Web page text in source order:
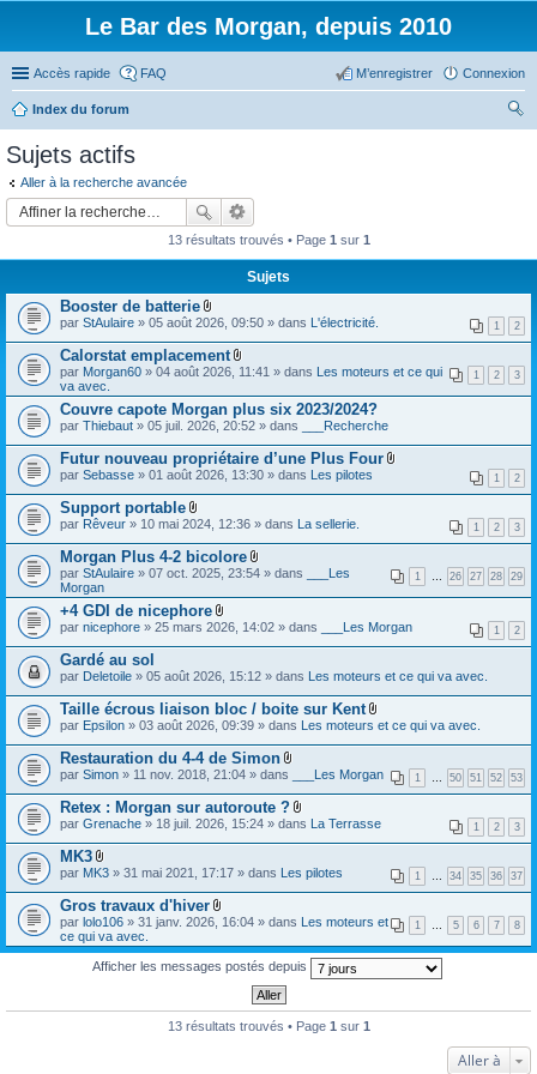
Le Bar des Morgan, depuis 2010
Accès rapide FAQ Connexion
M’enregistrer
Index du forum
Sujets actifs
Aller à la recherche avancée
13 résultats trouvés • Page 1 sur 1
Sujets
Booster de batterie
F
c
h
i
r
(
s
)
j
o
i
(
s
)
1 2
par StAulaire » 05 août 2026, 09:50 » dans L'électricité.
Calorstat emplacement
F
c
h
i
r
(
s
)
o
i
n
t
s
1 2 3
par Morgan60 » 04 août 2026, 11:41 » dans Les moteurs et ce qui
va avec.
Couvre capote Morgan plus six 2023/2024?
par Thiebaut » 05 juil. 2026, 20:52 » dans ___Recherche
Futur nouveau propriétaire d’une Plus Four
c
e
(
s
)
o
i
s
1 2
par Sebasse » 01 août 2026, 13:30 » dans Les pilotes
Support portable
F
c
h
i
r
(
s
)
o
i
n
t
s
)
1 2 3
par Rêveur » 10 mai 2024, 12:36 » dans La sellerie.
Morgan Plus 4-2 bicolore
F
c
i
(
s
)
o
i
n
t
s
)
1 26 27 28 29
par StAulaire » 07 oct. 2025, 23:54 » dans
___Les
Morgan
+4 GDI de nicephore
F
c
e
(
)
j
o
i
n
t
)
1 2
par nicephore » 25 mars 2026, 14:02 » dans ___Les Morgan
Gardé au sol
par Deletoile » 05 août 2026, 15:12 » dans Les moteurs et ce qui va avec.
Taille écrous liaison bloc / boite sur Kent
F
c
i
e
(
i
t
s
par Epsilon » 03 août 2026, 09:39 » dans Les moteurs et ce qui va avec.
Restauration du 4-4 de Simon
i
c
h
i
e
(
o
i
n
t
)
1 50 51 52 53
par Simon » 11 nov. 2018, 21:04 » dans ___Les Morgan
Retex : Morgan sur autoroute ?
F
c
e
(
)
j
t
(
1 2 3
par Grenache » 18 juil. 2026, 15:24 » dans La Terrasse
MK3
F
c
h
i
e
r
(
j
1 34 35 36 37
par MK3 » 31 mai 2021, 17:17 » dans Les pilotes
Gros travaux d'hiver
F
c
h
s
1 5 6 7 8
par lolo106 » 31 janv. 2026, 16:04 » dans Les moteurs et
ce qui va avec.
Afficher les messages postés depuis
13 résultats trouvés • Page 1 sur 1
Aller à